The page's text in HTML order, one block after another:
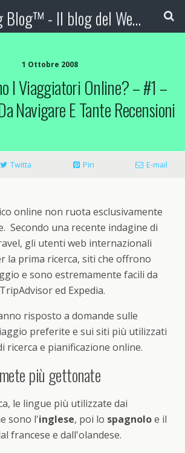
Booking Blog™ - Il blog del Web Marketing Turistico
1 Ottobre 2008
I Viaggiatori Online? – #1 –
Navigare E Tante Recensioni
Twitta Pin E-mail
online non ruota esclusivamente
Secondo una recente indagine di
gli utenti web internazionali
la prima ricerca, siti che offrono
e sono estremamente facili da
ed Expedia.
risposto a domande sulle
preferite e sui siti più utilizzati
ricerca e pianificazione online.
più gettonate
le lingue più utilizzate dai
sono l'inglese, poi lo spagnoloe il
francese e dall'olandese.